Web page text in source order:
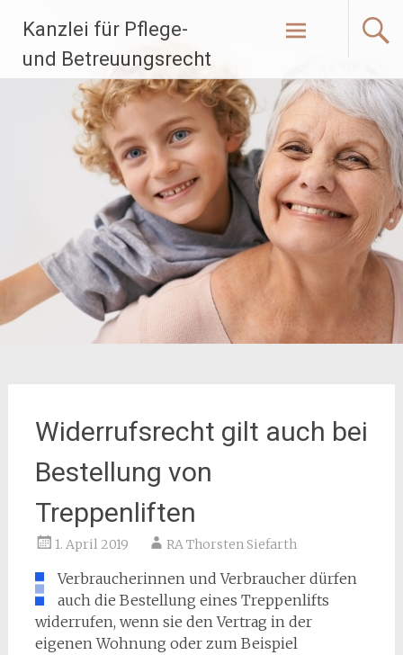
Inhalt
springen
Kanzlei für Pflege-
und Betreuungsrecht
Widerrufsrecht gilt auch bei
Bestellung von
Treppenliften
1. April 2019 RA Thorsten Siefarth
Verbraucherinnen und Verbraucher dürfen
auch die Bestellung eines Treppenlifts
widerrufen, wenn sie den Vertrag in der
eigenen Wohnung oder zum Beispiel